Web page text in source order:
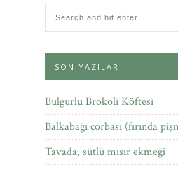
SON YAZILAR
Bulgurlu Brokoli Köftesi
Balkabağı çorbası (fırında
Tavada, sütlü mısır ekmeği